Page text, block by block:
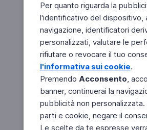
Per quanto riguarda la
l'identificativo del dispositivo,
navigazione, identificatori
personalizzati, valutare le
rifiutare o revocare il tuo
l'informativa sui cookie.
Premendo Acconsento,
banner, continuerai la
pubblicità non personalizzata.
parti e cookie, negare il
Le scelte da te espresse